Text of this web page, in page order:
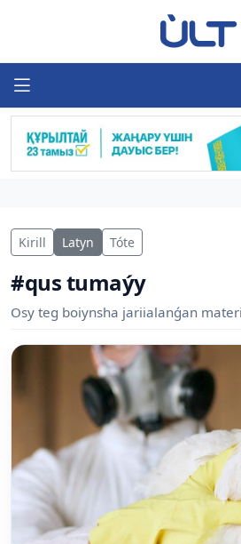
Kirill Latyn Tóte
#qus tumaýy
Osy teg boiynsha jariialanǵan